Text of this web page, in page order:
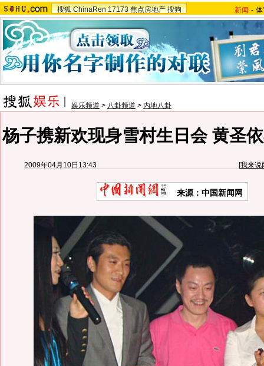
搜狐 ChinaRen 17173 焦点房地产 搜狗 新闻 -
娱乐频道 > 八卦频道 > 内地八卦
杨子携新欢现身雪村生日会 黄圣
2009年04月10日13:43 [我来说
来源：中国新闻网